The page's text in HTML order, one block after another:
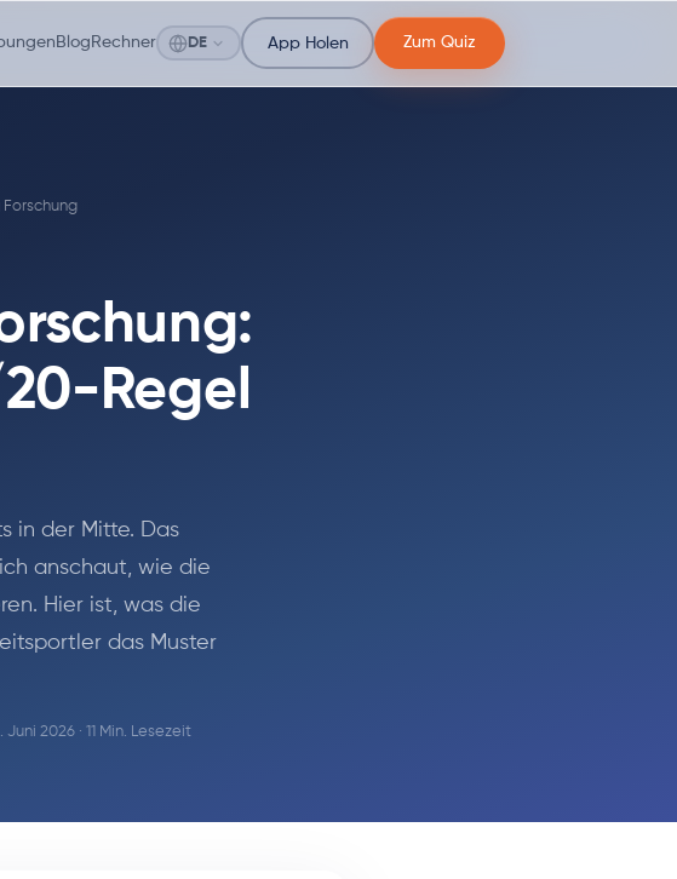
Blog Rechner DE App Holen Zum Quiz
Forschung
Regel
in der Mitte. Das
anschaut, wie die
Hier ist, was die
das Muster
2026 · 11 Min. Lesezeit